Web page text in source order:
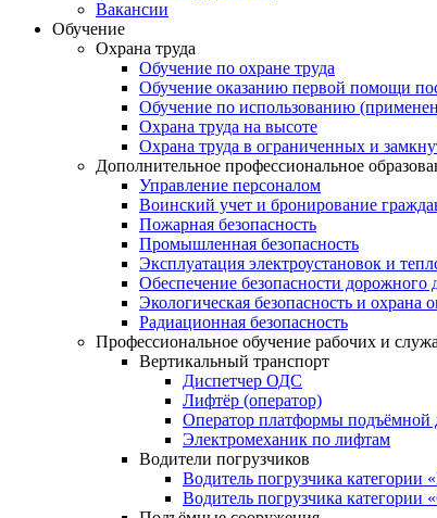
Вакансии
Обучение
Охрана труда
Обучение по охране труда
Обучение оказанию первой помощи
Обучение по использованию
Охрана труда на высоте
Охрана труда в ограниченных и
Дополнительное профессиональное
Управление персоналом
Воинский учет и бронирование
Пожарная безопасность
Промышленная безопасность
Эксплуатация электроустановок и
Обеспечение безопасности дорожного
Экологическая безопасность и
Радиационная безопасность
Профессиональное обучение рабочих и
Вертикальный транспорт
Диспетчер ОДС
Лифтёр (оператор)
Оператор платформы подъёмной
Электромеханик по лифтам
Водители погрузчиков
Водитель погрузчика категории
Водитель погрузчика категории